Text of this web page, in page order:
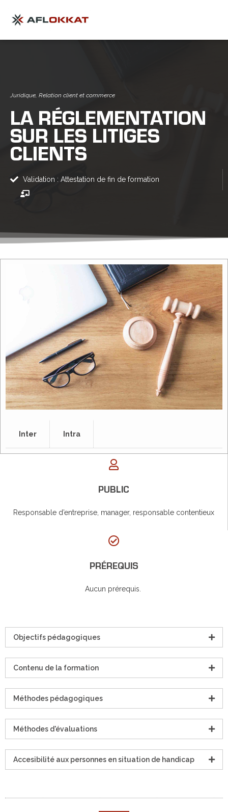
Juridique Relation client et commerce
LA RÉGLEMENTATION
SUR LES LITIGES
CLIENTS
Validation : Attestation de fin de formation
PUBLIC
Responsable d’entreprise, manager, responsable contentieux
PRÉREQUIS
Aucun prérequis.
Objectifs pédagogiques
Contenu de la formation
Méthodes pédagogiques
Méthodes d'évaluations
Accesibilité aux personnes en situation de handicap
Inter Intra